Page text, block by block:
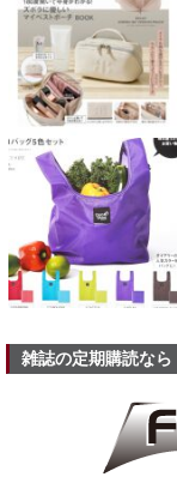
雑誌の定期購読なら